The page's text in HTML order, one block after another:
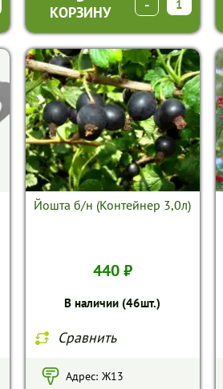
КОРЗИНУ
-
Йошта б/н (Контейнер 3,0л)
440 ₽
В наличии (46шт.)
Сравнить
Адрес: Ж13